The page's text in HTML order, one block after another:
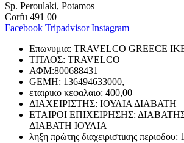
Sp. Peroulaki, Potamos
Corfu 491 00
Facebook Tripadvisor Instagram
Επωνυμια: TRAVELCO GREECE
ΤΙΤΛΟΣ: TRAVELCO
ΑΦΜ:800688431
GEMH: 136494633000,
εταιρικο κεφαλαιο: 400,00
ΔΙΑΧΕΙΡΙΣΤΗΣ: ΙΟΥΛΙΑ ΔΙΑΒΑΤΗ
ETAΙΡΟΙ ΕΠΙΧΕΙΡΗΣΗΣ:
ΔΙΑΒΑΤΗ ΙΟΥΛΙΑ
ληξη πρώτης διαχειριστικης